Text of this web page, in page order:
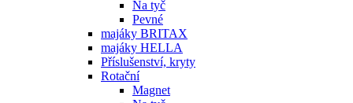
Na tyč
Pevné
majáky BRITAX
majáky HELLA
Příslušenství, kryty
Rotační
Magnet